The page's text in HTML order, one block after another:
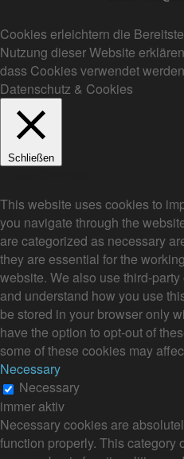
Cookies erleichtern die
Nutzung dieser Website
dass Cookies verwendet
Datenschutz & Cookies
Schließen
This website uses cookies to
you navigate through the
are categorized as necessary
they are essential for the
website. We also use third-
and understand how you use
be stored in your browser only
have the option to opt-out of
some of these cookies may
Necessary
Necessary
immer aktiv
Necessary cookies are
function properly. This category